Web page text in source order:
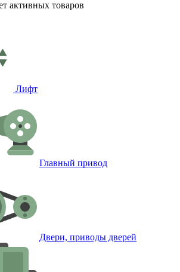
активных товаров
Лифт
Главный привод
Двери, приводы дверей